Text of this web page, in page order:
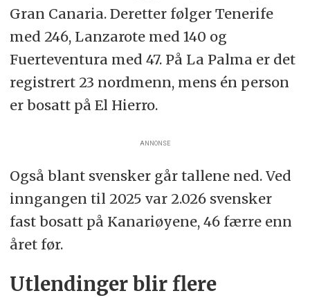
Gran Canaria. Deretter følger Tenerife
med 246, Lanzarote med 140 og
Fuerteventura med 47. På La Palma er det
registrert 23 nordmenn, mens én person
er bosatt på El Hierro.
ANNONSE
Også blant svensker går tallene ned. Ved
inngangen til 2025 var 2.026 svensker
fast bosatt på Kanariøyene, 46 færre enn
året før.
Utlendinger blir flere